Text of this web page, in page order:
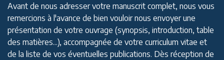
Avant de nous adresser votre manuscrit complet, nous vous
remercions à l'avance de bien vouloir nous envoyer une
présentation de votre ouvrage (synopsis, introduction, table
des matières...), accompagnée de votre curriculum vitae et
de la liste de vos éventuelles publications. Dès réception de